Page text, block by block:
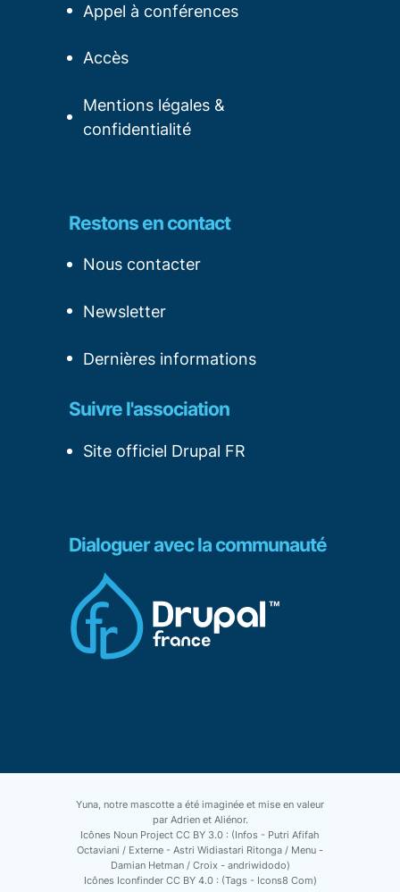
Appel à conférences
Accès
Mentions légales &
confidentialité
Restons en contact
Nous contacter
Newsletter
Dernières informations
Suivre l'association
Site officiel Drupal FR
Dialoguer avec la communauté
Yuna, notre mascotte a été imaginée et mise en valeur
par Adrien et Aliénor.
Icônes Noun Project CC BY 3.0 : (Infos - Putri Afifah
Octaviani / Externe - Astri Widiastari Ritonga / Menu -
Damian Hetman / Croix - andriwidodo)
Icônes Iconfinder CC BY 4.0 : (Tags - Icons8 Com)